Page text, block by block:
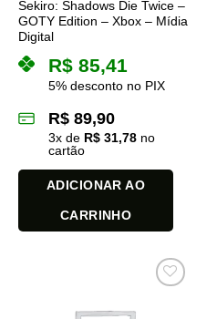
Sekiro: Shadows Die Twice –
GOTY Edition – Xbox – Mídia
Digital
R$ 85,41
5% desconto no PIX
R$ 89,90
3x de R$ 31,78 no
cartão
ADICIONAR AO
CARRINHO